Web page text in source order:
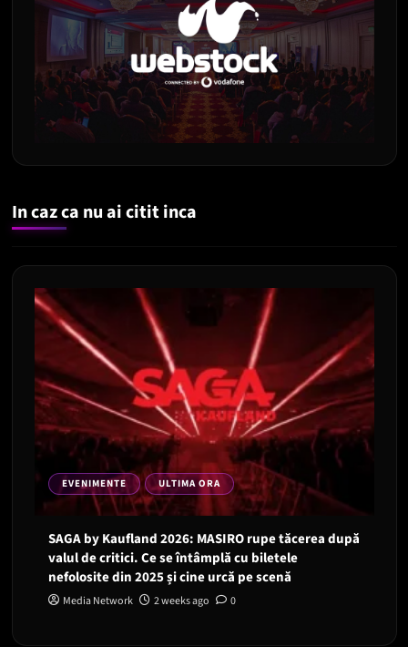
In caz ca nu ai citit inca
EVENIMENTE ULTIMA ORA
SAGA by Kaufland 2026: MASIRO rupe tăcerea după
valul de critici. Ce se întâmplă cu biletele
nefolosite din 2025 și cine urcă pe scenă
Media Network 2 weeks ago 0